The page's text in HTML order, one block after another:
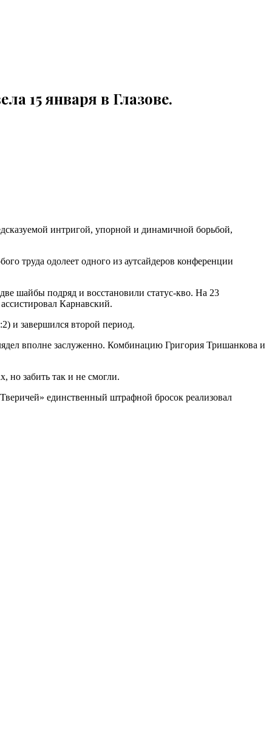
15 января в Глазове.
интригой, упорной и динамичной борьбой,
труда одолеет одного из аутсайдеров конференции
шайбы подряд и восстановили статус-кво. На 23
Карнавский.
и завершился второй период.
вполне заслуженно. Комбинацию Григория Тришанкова и
но забить так и не смогли.
единственный штрафной бросок реализовал